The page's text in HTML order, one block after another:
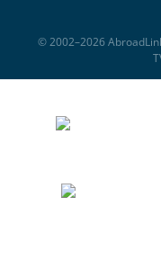
© 2002–2026